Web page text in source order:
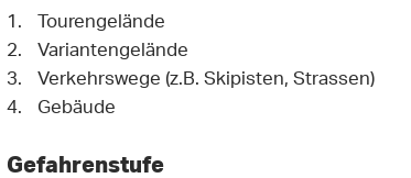
Tourengelände
Variantengelände
Verkehrswege (z.B. Skipisten, Strassen)
Gebäude
Gefahrenstufe